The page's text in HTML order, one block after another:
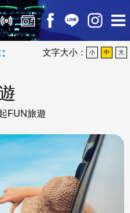
文字大小： 小 中 大
FUN旅遊